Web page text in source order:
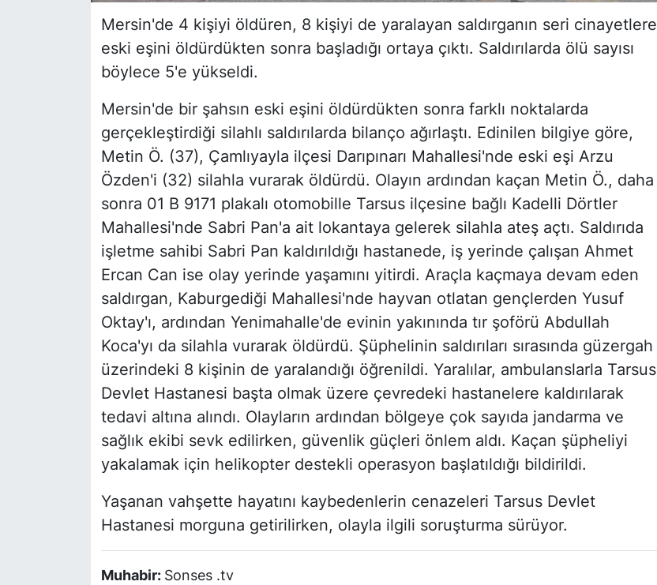
Mersin'de 4 kişiyi öldüren, 8 kişiyi de yaralayan saldırganın seri cinayetlere
eski eşini öldürdükten sonra başladığı ortaya çıktı. Saldırılarda ölü sayısı
böylece 5'e yükseldi.
Mersin'de bir şahsın eski eşini öldürdükten sonra farklı noktalarda
gerçekleştirdiği silahlı saldırılarda bilanço ağırlaştı. Edinilen bilgiye göre,
Metin Ö. (37), Çamlıyayla ilçesi Darıpınarı Mahallesi'nde eski eşi Arzu
Özden'i (32) silahla vurarak öldürdü. Olayın ardından kaçan Metin Ö., daha
sonra 01 B 9171 plakalı otomobille Tarsus ilçesine bağlı Kadelli Dörtler
Mahallesi'nde Sabri Pan'a ait lokantaya gelerek silahla ateş açtı. Saldırıda
işletme sahibi Sabri Pan kaldırıldığı hastanede, iş yerinde çalışan Ahmet
Ercan Can ise olay yerinde yaşamını yitirdi. Araçla kaçmaya devam eden
saldırgan, Kaburgediği Mahallesi'nde hayvan otlatan gençlerden Yusuf
Oktay'ı, ardından Yenimahalle'de evinin yakınında tır şoförü Abdullah
Koca'yı da silahla vurarak öldürdü. Şüphelinin saldırıları sırasında güzergah
üzerindeki 8 kişinin de yaralandığı öğrenildi. Yaralılar, ambulanslarla Tarsus
Devlet Hastanesi başta olmak üzere çevredeki hastanelere kaldırılarak
tedavi altına alındı. Olayların ardından bölgeye çok sayıda jandarma ve
sağlık ekibi sevk edilirken, güvenlik güçleri önlem aldı. Kaçan şüpheliyi
yakalamak için helikopter destekli operasyon başlatıldığı bildirildi.
Yaşanan vahşette hayatını kaybedenlerin cenazeleri Tarsus Devlet
Hastanesi morguna getirilirken, olayla ilgili soruşturma sürüyor.
Muhabir: Sonses .tv